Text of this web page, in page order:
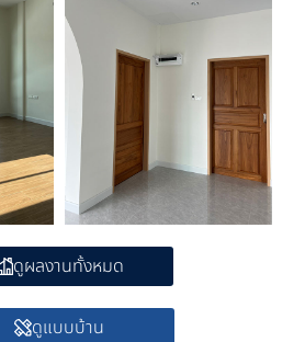
ดูผลงานทั้งหมด
ดูแบบบ้าน